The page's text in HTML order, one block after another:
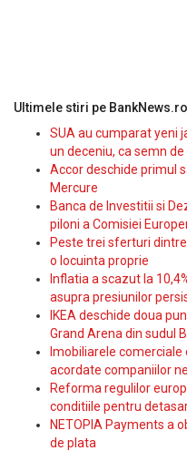
Ultimele stiri pe
SUA au cumparat yeni
un deceniu, ca semn
Accor deschide primul
Mercure
Banca de Investitii si
piloni a Comisiei
Peste trei sferturi
o locuinta proprie
Inflatia a scazut la
asupra presiunilor
IKEA deschide doua
Grand Arena din sudul
Imobiliarele
acordate companiilor
Reforma regulilor
conditiile pentru
NETOPIA Payments a
de plata